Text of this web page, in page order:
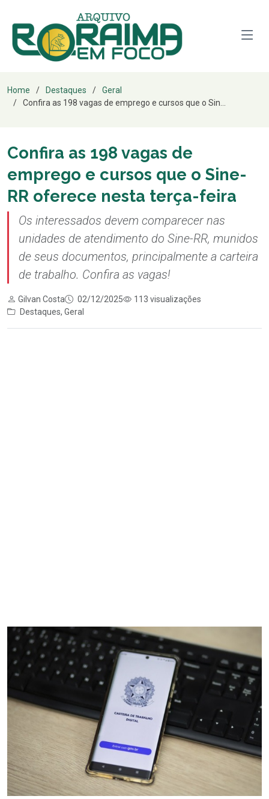
Home Destaques
Geral
Confira as 198 vagas de emprego e cursos que o Sin...
Confira as 198 vagas de
emprego e cursos que o Sine-
RR oferece nesta terça-feira
Os interessados devem comparecer nas
unidades de atendimento do Sine-RR, munidos
de seus documentos, principalmente a carteira
de trabalho. Confira as vagas!
Gilvan Costa 02/12/2025
113 visualizações
Destaques, Geral